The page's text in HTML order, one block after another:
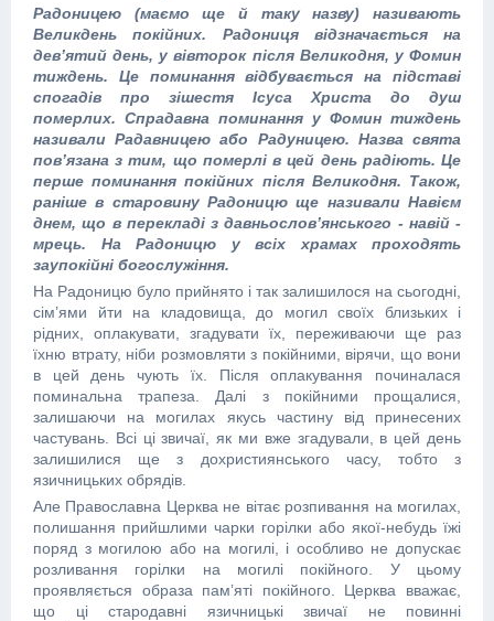
Радоницею (маємо ще й таку назву) називають
Великдень покійних. Радониця відзначається на
дев’ятий день, у вівторок після Великодня, у Фомин
тиждень. Це поминання відбувається на підставі
спогадів про зішестя Ісуса Христа до душ
померлих. Спрадавна поминання у Фомин тиждень
називали Радавницею або Радуницею. Назва свята
пов’язана з тим, що померлі в цей день радіють. Це
перше поминання покійних після Великодня. Також,
раніше в старовину Радоницю ще називали Навієм
днем, що в перекладі з давньослов’янського - навій -
мрець. На Радоницю у всіх храмах проходять
заупокійні богослужіння.
На Радоницю було прийнято і так залишилося на сьогодні,
сім’ями йти на кладовища, до могил своїх близьких і
рідних, оплакувати, згадувати їх, переживаючи ще раз
їхню втрату, ніби розмовляти з покійними, вірячи, що вони
в цей день чують їх. Після оплакування починалася
поминальна трапеза. Далі з покійними прощалися,
залишаючи на могилах якусь частину від принесених
частувань. Всі ці звичаї, як ми вже згадували, в цей день
залишилися ще з дохристиянського часу, тобто з
язичницьких обрядів.
Але Православна Церква не вітає розпивання на могилах,
полишання прийшлими чарки горілки або якої-небудь їжі
поряд з могилою або на могилі, і особливо не допускає
розливання горілки на могилі покійного. У цьому
проявляється образа пам’яті покійного. Церква вважає,
що ці стародавні язичницькі звичаї не повинні